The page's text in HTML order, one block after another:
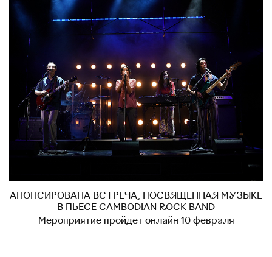
АНОНСИРОВАНА ВСТРЕЧА, ПОСВЯЩЕННАЯ МУЗЫКЕ
В ПЬЕСЕ CAMBODIAN ROCK BAND
Мероприятие пройдет онлайн 10 февраля